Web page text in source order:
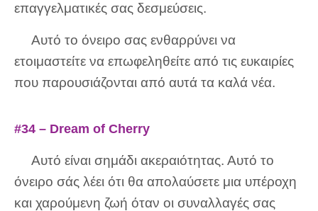
επαγγελματικές σας δεσμεύσεις.
Αυτό το όνειρο σας ενθαρρύνει να
ετοιμαστείτε να επωφεληθείτε από τις ευκαιρίες
που παρουσιάζονται από αυτά τα καλά νέα.
#34 – Dream of Cherry
Αυτό είναι σημάδι ακεραιότητας. Αυτό το
όνειρο σάς λέει ότι θα απολαύσετε μια υπέροχη
και χαρούμενη ζωή όταν οι συναλλαγές σας